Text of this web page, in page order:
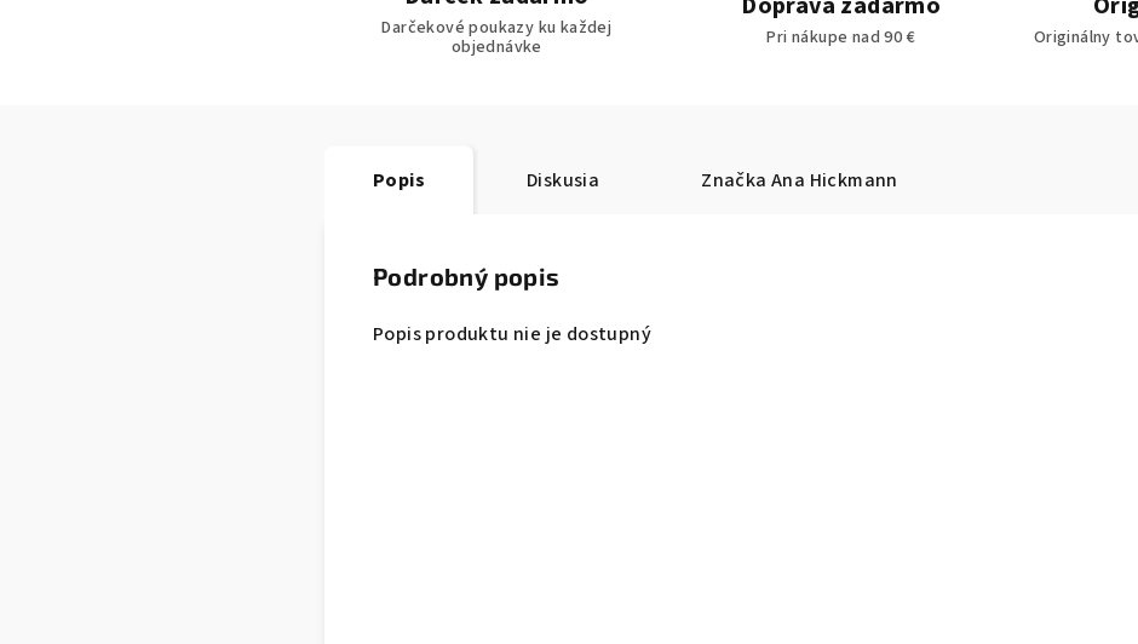
Darčekové poukazy ku každej
objednávke
Pri nákupe nad 90 € Originálny
Popis Diskusia Značka Ana Hickmann
Podrobný popis
Popis produktu nie je dostupný